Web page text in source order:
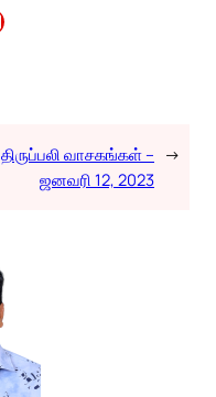
திருப்பலி வாசகங்கள் –
ஜனவரி 12, 2023
→